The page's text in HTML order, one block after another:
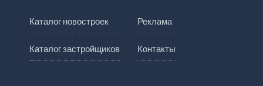
Каталог новостроек
Каталог застройщиков
Реклама
Контакты